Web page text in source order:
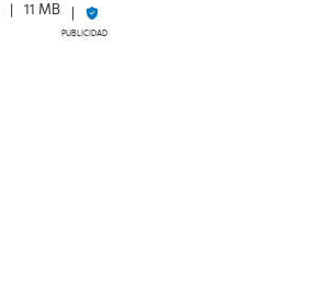
11 MB
PUBLICIDAD